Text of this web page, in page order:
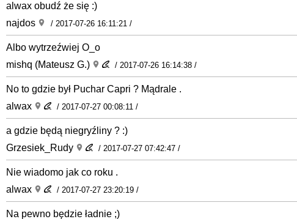
alwax obudź że się :)
najdos
/ 2017-07-26 16:11:21 /
Albo wytrzeźwiej O_o
mishq (Mateusz G.)
/ 2017-07-26 16:14:38 /
No to gdzie był Puchar Capri ? Mądrale .
alwax
/ 2017-07-27 00:08:11 /
a gdzie będą niegryźliny ? :)
Grzesiek_Rudy
/ 2017-07-27 07:42:47 /
Nie wiadomo jak co roku .
alwax
/ 2017-07-27 23:20:19 /
Na pewno będzie ładnie ;)